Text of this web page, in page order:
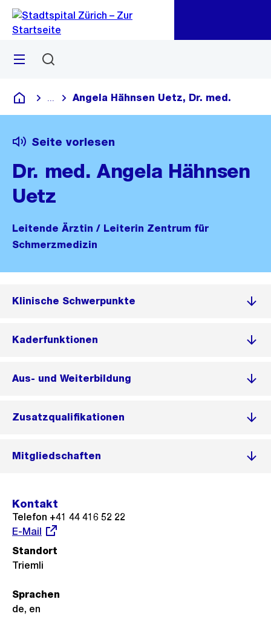
Navigation
Sprunglink
Menü
Krankenhaus
Blende alle Breadcrumbs ein
Angela Hähnsen Uetz, Dr. med.
Seite vorlesen
Dr. med. Angela Hähnsen
Uetz
Leitende Ärztin / Leiterin Zentrum für
Schmerzmedizin
Klinische Schwerpunkte
Kaderfunktionen
Aus- und Weiterbildung
Zusatzqualifikationen
Mitgliedschaften
Kontakt
Telefon +41 44 416 52 22
Externer
Link:
E-Mail
Standort
Triemli
Sprachen
de, en